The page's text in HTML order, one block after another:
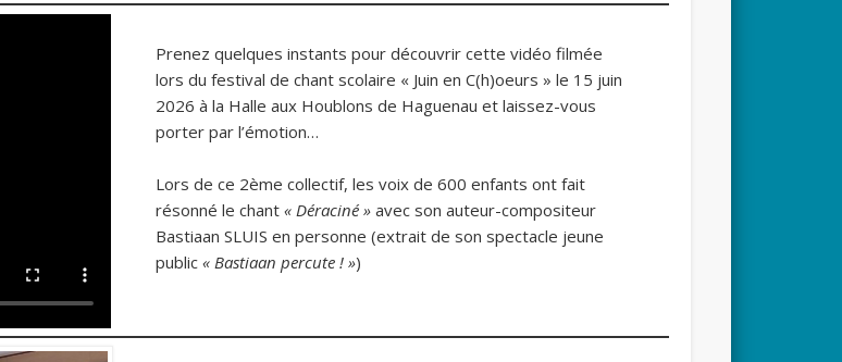
Prenez quelques instants pour découvrir cette vidéo filmée
lors du festival de chant scolaire « Juin en C(h)oeurs » le 15 juin
2026 à la Halle aux Houblons de Haguenau et laissez-vous
porter par l’émotion…
Lors de ce 2ème collectif, les voix de 600 enfants ont fait
résonné le chant« Déraciné » avec son auteur-compositeur
Bastiaan SLUIS en personne (extrait de son spectacle jeune
public« Bastiaan percute ! »)